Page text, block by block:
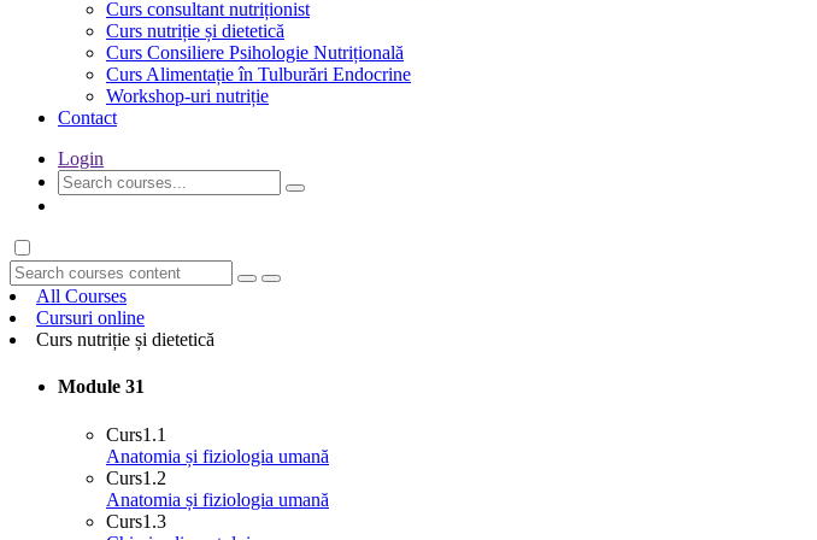
Curs consultant nutriționist
Curs nutriție și dietetică
Curs Consiliere Psihologie Nutrițională
Curs Alimentație în Tulburări Endocrine
Workshop-uri nutriție
Contact
Login
All Courses
Cursuri online
Curs nutriție și dietetică
Module 31
Curs1.1
Anatomia și fiziologia umană
Curs1.2
Anatomia și fiziologia umană
Curs1.3